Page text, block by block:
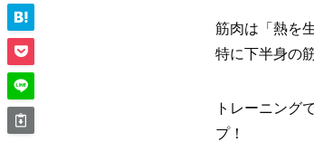
筋肉は「熱を
特に下半身の
トレーニング
プ！